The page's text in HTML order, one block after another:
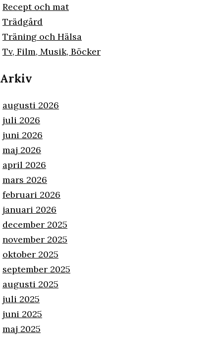
Recept och mat
Trädgård
Träning och Hälsa
Tv, Film, Musik, Böcker
Arkiv
augusti 2026
juli 2026
juni 2026
maj 2026
april 2026
mars 2026
februari 2026
januari 2026
december 2025
november 2025
oktober 2025
september 2025
augusti 2025
juli 2025
juni 2025
maj 2025